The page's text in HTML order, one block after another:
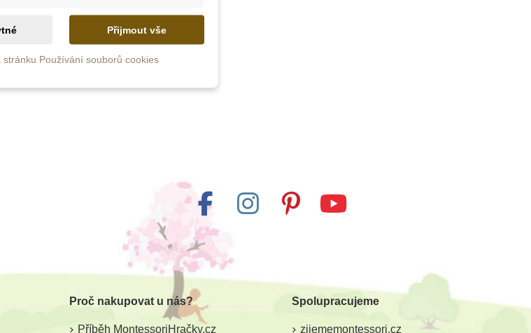
Proč nakupovat u nás?
Příběh MontessoriHračky.cz
Spolupracujeme
zijememontessori.cz
Přijmout vše
stránku Používání souborů cookies